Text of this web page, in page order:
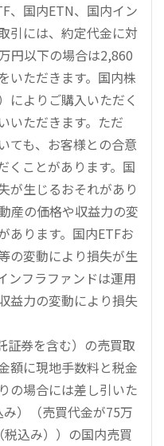
、国内ETN、国内イン
引には、約定代金に対
円以下の場合は2,860
いただきます。国内株
によりご購入いただく
いただきます。ただ
ても、お客様との合意
くことがあります。国
が生じるおそれがあり
産の価格や収益力の変
あります。国内ETFお
の変動により損失が生
ンフラファンドは運用
益力の変動により損失
証券を含む）の売買取
額に現地手数料と税金
の場合には差し引いた
）（売買代金が75万
込み））の国内売買